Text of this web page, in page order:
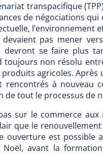
transpacifique
de négociations
l’environnement
pas mener
devront se faire plus
non résolu
agricoles.
rencontrés à nouveau
de tout le processus de
sur le commerce aux
que le
ouverture est possible
Noël, avant la